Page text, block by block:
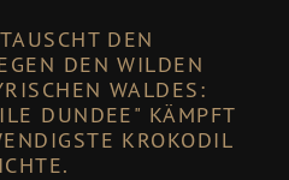
DEN
DEN WILDEN
WALDES:
DUNDEE" KÄMPFT
KROKODIL